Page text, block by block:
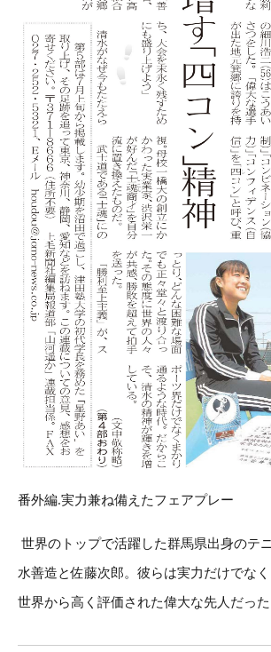
番外編.実力兼ね備えたフェアプレー
世界のトップで活躍した群馬県出身のテ
水善造と佐藤次郎。彼らは実力だけでな
世界から高く評価された偉大な先人だった